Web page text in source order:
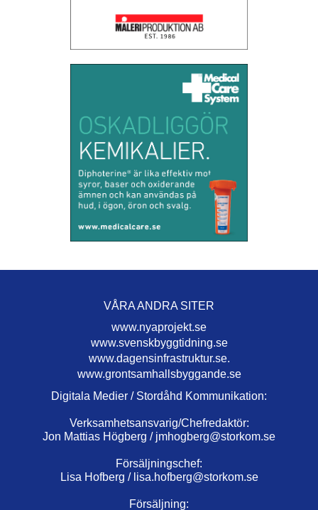
VÅRA ANDRA SITER
www.nyaprojekt.se
www.svenskbyggtidning.se
www.dagensinfrastruktur.se.
www.grontsamhallsbyggande.se
Digitala Medier / Stordåhd Kommunikation:
Verksamhetsansvarig/Chefredaktör:
Jon Mattias Högberg / jmhogberg@storkom.se
Försäljningschef:
Lisa Hofberg / lisa.hofberg@storkom.se
Försäljning: